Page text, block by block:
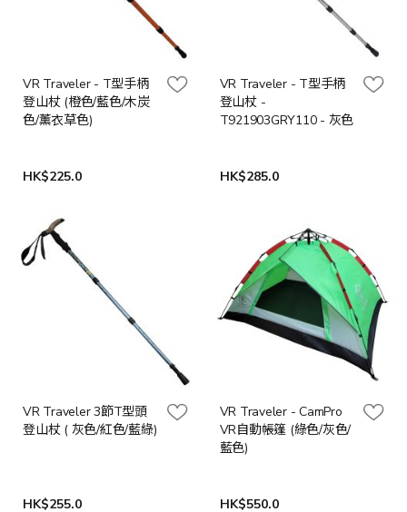
VR Traveler - T型手柄
登山杖 (橙色/藍色/木炭
色/薰衣草色)
HK$225.0
VR Traveler - T型手柄
登山杖 -
T921903GRY110 - 灰色
HK$285.0
VR Traveler 3節T型頭
登山杖 ( 灰色/紅色/藍綠)
HK$255.0
VR Traveler - CamPro
VR自動帳篷 (綠色/灰色/
藍色)
HK$550.0